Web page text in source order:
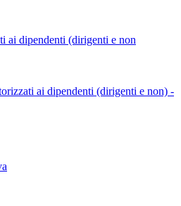
ai dipendenti (dirigenti e non
ai dipendenti (dirigenti e non) -